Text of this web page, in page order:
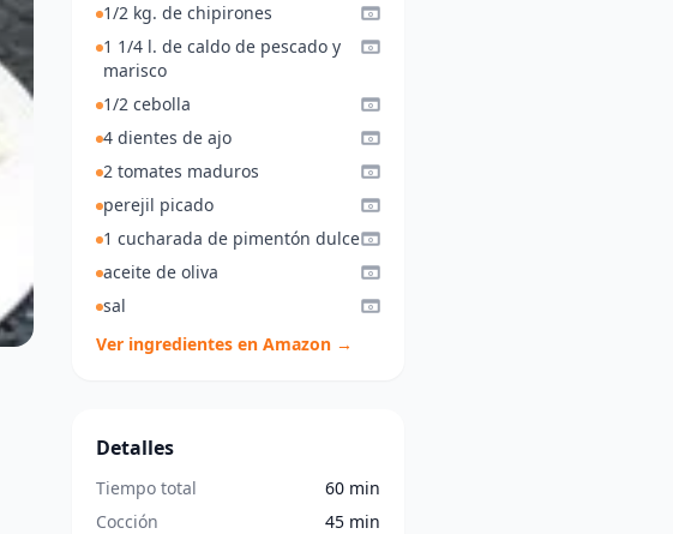
1/2 kg. de chipirones
1 1/4 l. de caldo de pescado y
marisco
1/2 cebolla
4 dientes de ajo
2 tomates maduros
perejil picado
1 cucharada de pimentón dulce
aceite de oliva
sal
Ver ingredientes en Amazon →
Detalles
Tiempo total
60 min
Cocción
45 min